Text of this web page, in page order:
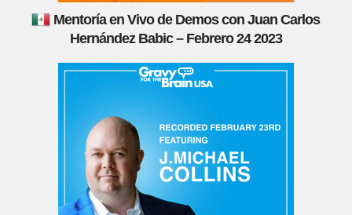
Mentoría en Vivo de Demos con Juan Carlos
Hernández Babic – Febrero 24 2023